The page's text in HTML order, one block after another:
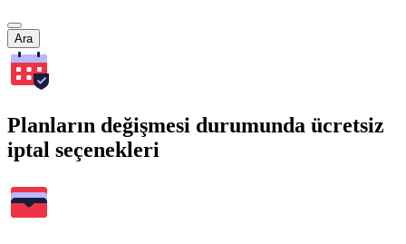
Ara
Planların değişmesi durumunda ücretsiz
iptal seçenekleri